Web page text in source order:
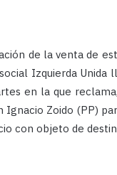
de la venta de
Izquierda Unida
en la que
Zoido (PP)
con objeto de